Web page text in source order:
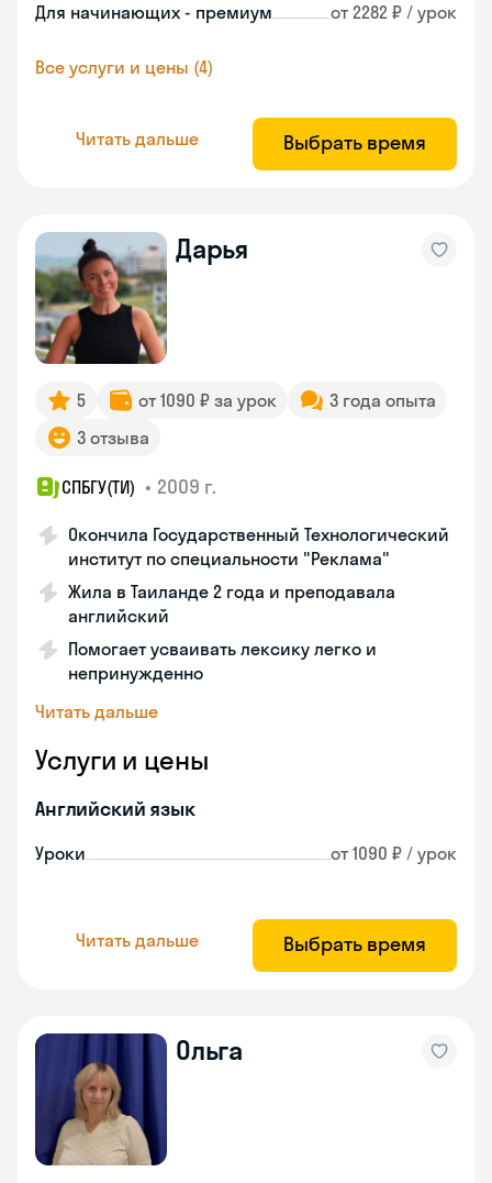
Для начинающих - премиум от 2282 ₽ / урок
Все услуги и цены (4)
Читать дальше Выбрать время
Дарья
5 от 1090 ₽ за урок
3 года опыта
3 отзыва
СПБГУ(ТИ) • 2009 г.
Окончила Государственный Технологический
институт по специальности "Реклама"
Жила в Таиланде 2 года и преподавала
английский
Помогает усваивать лексику легко и
непринужденно
Читать дальше
Услуги и цены
Английский язык
Уроки от 1090 ₽ / урок
Читать дальше Выбрать время
Ольга